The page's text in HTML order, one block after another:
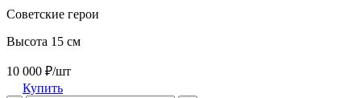
Советские герои
Высота 15 см
10 000 ₽/шт
Купить